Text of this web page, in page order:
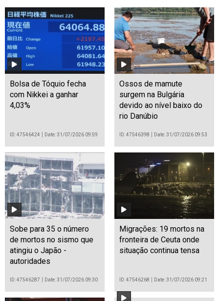
Bolsa de Tóquio fecha
com Nikkei a ganhar
4,03%
ID: 47546424 Date: 31/07/2026 09:59
Ossos de mamute
surgem na Bulgária
devido ao nível baixo do
rio Danúbio
ID: 47546398 Date: 31/07/2026 09:53
Sobe para 35 o número
de mortos no sismo que
atingiu o Japão -
autoridades
ID: 47546287 Date: 31/07/2026 09:30
Migrações: 19 mortos na
fronteira de Ceuta onde
situação continua tensa
ID: 47546268 Date: 31/07/2026 09:21